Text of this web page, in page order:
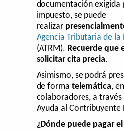
documentación exigida
impuesto, se puede
realizar
Agencia Tributaria de la
(ATRM). Recuerde que
solicitar cita precia.
Asimismo, se podrá
de forma telemática,
colaboradores, a través
Ayuda al Contribuyente
¿Dónde puede pagar